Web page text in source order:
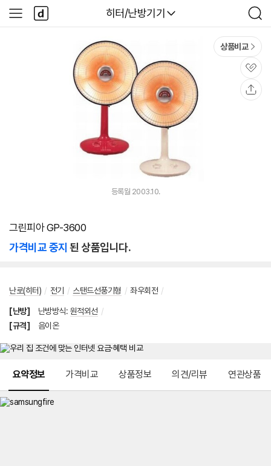
다나와
히터/난방기기
검
색
사
이
다
나
와
상품비교
관
심
등록월 2003.10.
그린피아 GP-3600
가격비교 중지 된 상품입니다.
난로(히터) / 전기 / 스탠드선풍기형 / 좌우회전 /
[난방] 난방방식: 원적외선 /
[규격]
음이온
요약정보 가격비교 상품정보 의견/리뷰 연관상품